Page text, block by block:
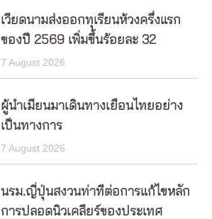
เวียดนามส่งออกทุเรียนห้วงครึ่งแรก
ของปี 2569 เพิ่มขึ้นร้อยละ 32
7 August 2026
ผู้นำเมียนมาเดินทางเยือนไทยอย่าง
เป็นทางการ
7 August 2026
นรม.ญี่ปุ่นสงวนท่าทีต่อการแก้ไขหลัก
การปลอดนิวเคลียร์ของประเทศ